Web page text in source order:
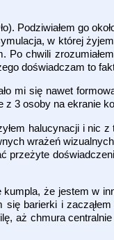
Podziwiałem go
w której
Po chwili
doświadczam to
mi się nawet
z 3 osoby na ekranie
halucynacji i nic
wrażeń
przeżyte
że jestem w
się barierki i
aż chmura